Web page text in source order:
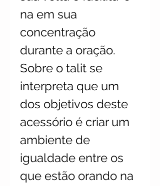
na em sua
concentração
durante a oração.
Sobre o talit se
interpreta que um
dos objetivos deste
acessório é criar um
ambiente de
igualdade entre os
que estão orando na